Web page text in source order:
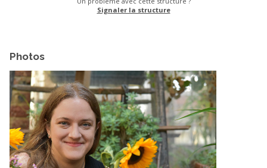
Signaler la structure
Photos